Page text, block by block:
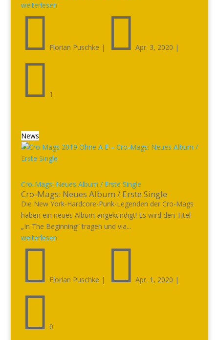
weiterlesen
 Florian Puschke |  Apr. 3, 2020 |
 1
News
Cro-Mags: Neues Album / Erste Single
Cro-Mags: Neues Album / Erste Single
Die New York-Hardcore-Punk-Legenden der Cro-Mags
haben ein neues Album angekündigt! Es wird den Titel
„In The Beginning“ tragen und via...
weiterlesen
 Florian Puschke |  Apr. 1, 2020 |
 0